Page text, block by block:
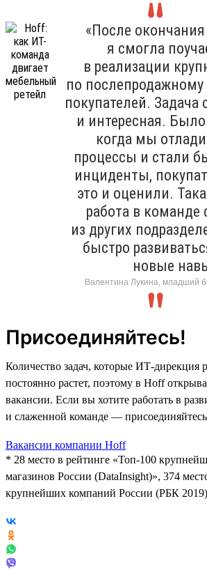
«После
я смогла
в реализации
по
покупателей. Задача
и интересная.
когда мы
процессы и стали
инциденты,
это и оценили.
работа в команде
из других
быстро
новые
Валентина Лукина, младший
Присоединяйтесь!
Количество задач, которые ИТ-дирекция
постоянно растет, поэтому в Hoff
вакансии. Если вы хотите работать в
и слаженной команде —
Вакансии компании Hoff
* 28 место в рейтинге «Топ-100
магазинов России (DataInsight)», 374
крупнейших компаний России (РБК